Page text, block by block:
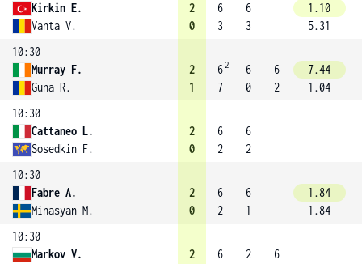
Kirkin E.
Vanta V.
2
0
6
3
6
3
1.10
5.31
10:30
Murray F.
Guna R.
2
1
62
7
6
0
6
2
7.44
1.04
10:30
Cattaneo L.
Sosedkin F.
2
0
6
2
6
2
10:30
Fabre A.
Minasyan M.
2
0
6
2
6
1
1.84
1.84
10:30
Markov V.
2
6
2
6